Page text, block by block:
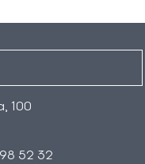
100
52 32